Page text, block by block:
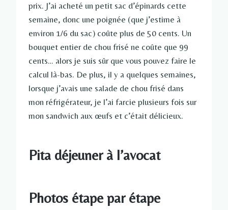
prix. J’ai acheté un petit sac d’épinards cette
semaine, donc une poignée (que j’estime à
environ 1/6 du sac) coûte plus de 50 cents. Un
bouquet entier de chou frisé ne coûte que 99
cents… alors je suis sûr que vous pouvez faire le
calcul là-bas. De plus, il y a quelques semaines,
lorsque j’avais une salade de chou frisé dans
mon réfrigérateur, je l’ai farcie plusieurs fois sur
mon sandwich aux œufs et c’était délicieux.
Pita déjeuner à l’avocat
Photos étape par étape